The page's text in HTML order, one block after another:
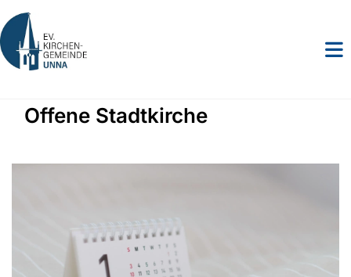
Offene Stadtkirche